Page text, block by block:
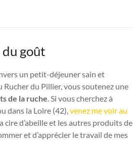
goût
un petit-déjeuner sain et
du Pillier, vous soutenez une
de la ruche. Si vous cherchez à
dans la Loire (42),venez me voir au
cire d’abeille et les autres produits de
et d’apprécier le travail de mes